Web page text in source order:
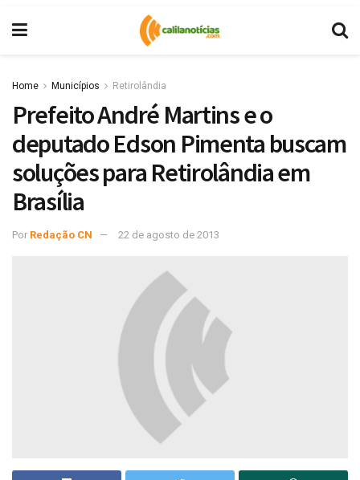
Home Municípios Retirolândia
Prefeito André Martins e o
deputado Edson Pimenta buscam
soluções para Retirolândia em
Brasília
Por Redação CN 22 de agosto de 2013